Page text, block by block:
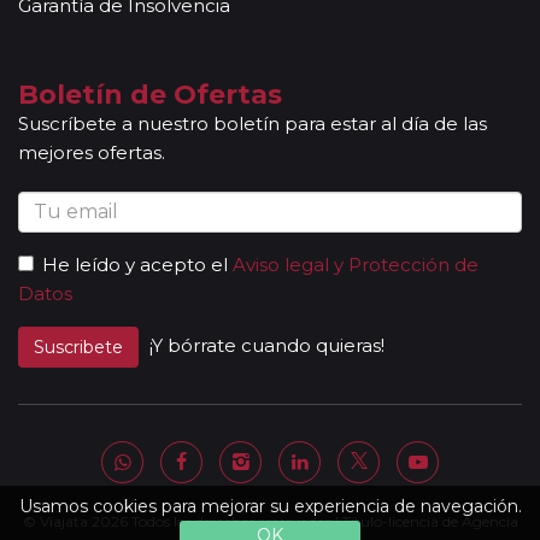
Usamos cookies para mejorar su experiencia de navegación.
OK
viaje, se aceptan reservas a compartir solamente si la
duración del sector es de al menos 7 noches de hotel.
Mayores de 65 años:las personas mayores de 65 años se
beneficiarán de un descuento del 5% en todos los viajes
programados en temporada baja y durante todo el año en
los circuitos marcados con el símbolo "pasajero club".
importe alguno sin tener derecho a servicio alguno
(atención, el seguro tampoco está incluido). Los padres
abonarán directamente los servicios que pudieran precisar y
requieran (cuna, etc.). * De 3 a 8 años: Se les ofrece un
ofrece un descuento del 10 % en el valor del viaje (no valido
para grupos).
Otras notas a tener en cuenta:
Todas nuestras rutas, independientemente del
Garantía de Insolvencia
Boletín de Ofertas
Suscríbete a nuestro boletín para estar al día de las
mejores ofertas.
He leído y acepto el Aviso legal y Protección de
Datos
Suscribete ¡Y bórrate cuando quieras!
© Viajata 2026 Todos los derechos reservados | Título-licencia de Agencia